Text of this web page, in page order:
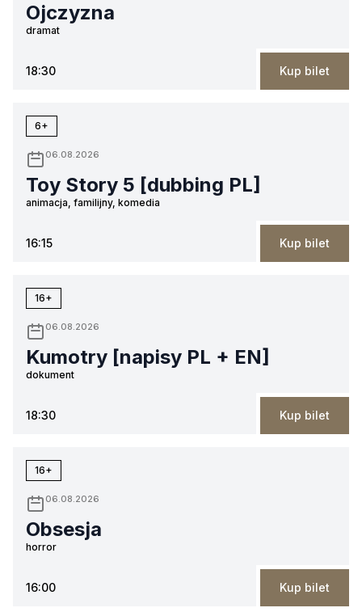
Ojczyzna
dramat
18:30 Kup bilet
6+
06.08.2026
Toy Story 5 [dubbing PL]
animacja, familijny, komedia
16:15 Kup bilet
16+
06.08.2026
Kumotry [napisy PL + EN]
dokument
18:30 Kup bilet
16+
06.08.2026
Obsesja
horror
16:00 Kup bilet